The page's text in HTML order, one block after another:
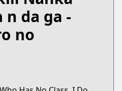
detail/musyoku
55367
planet.com/manga/https://
da ga -
no